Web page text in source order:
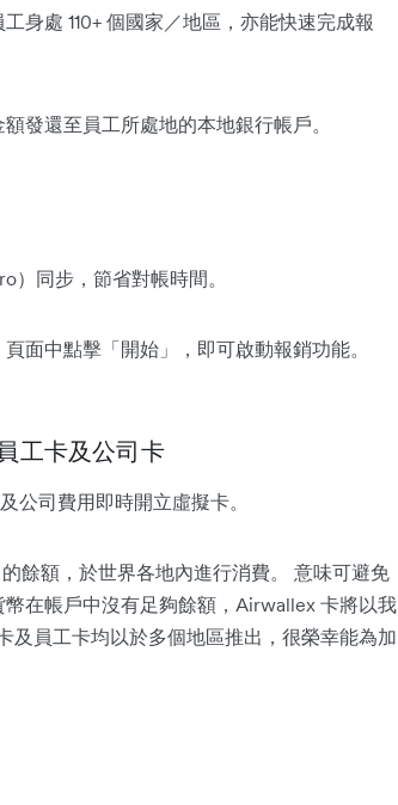
身處 110+ 個國家／地區，亦能快速完成報
發還至員工所處地的本地銀行帳戶。
）同步，節省對帳時間。
頁面中點擊「開始」，即可啟動報銷功能。
工卡及公司卡
公司費用即時開立虛擬卡。
餘額，於世界各地內進行消費。 意味可避免
在帳戶中沒有足夠餘額，Airwallex 卡將以我
員工卡均以於多個地區推出，很榮幸能為加